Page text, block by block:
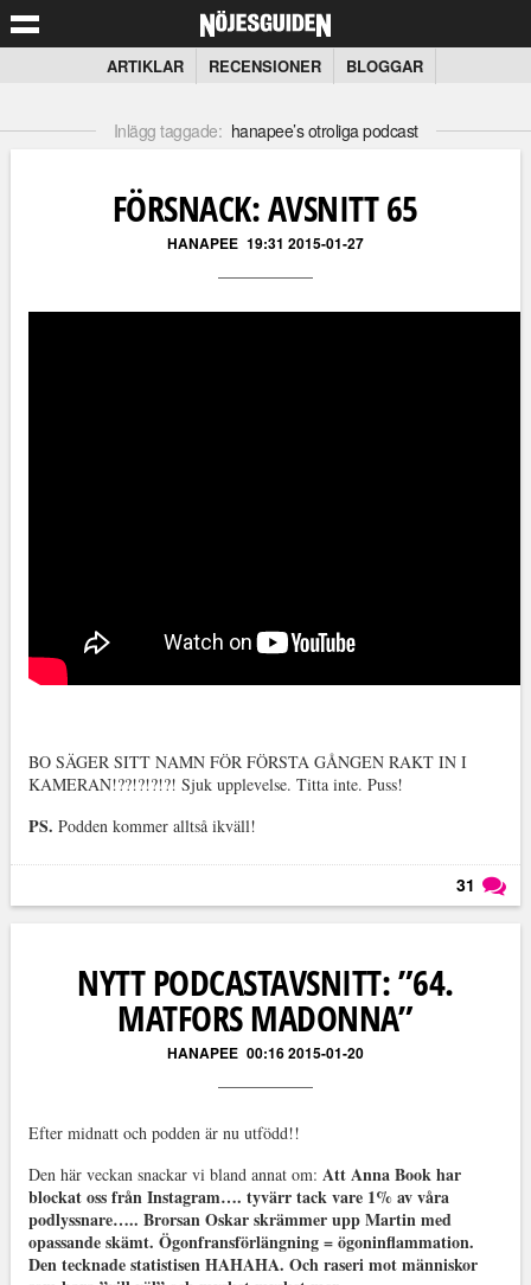
ARTIKLAR RECENSIONER BLOGGAR
Inlägg taggade: hanapee’s otroliga podcast
FÖRSNACK: AVSNITT 65
HANAPEE 19:31 2015-01-27
BO SÄGER SITT NAMN FÖR FÖRSTA GÅNGEN RAKT IN I
KAMERAN!??!?!?!?! Sjuk upplevelse. Titta inte. Puss!
PS. Podden kommer alltså ikväll!
31
NYTT PODCASTAVSNITT: ”64.
MATFORS MADONNA”
HANAPEE 00:16 2015-01-20
Efter midnatt och podden är nu utfödd!!
Den här veckan snackar vi bland annat om: Att Anna Book har
blockat oss från Instagram…. tyvärr tack vare 1% av våra
podlyssnare….. Brorsan Oskar skrämmer upp Martin med
opassande skämt. Ögonfransförlängning = ögoninflammation.
Den tecknade statistisen HAHAHA. Och raseri mot människor